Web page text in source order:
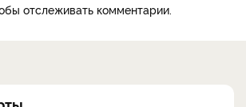
отслеживать комментарии.